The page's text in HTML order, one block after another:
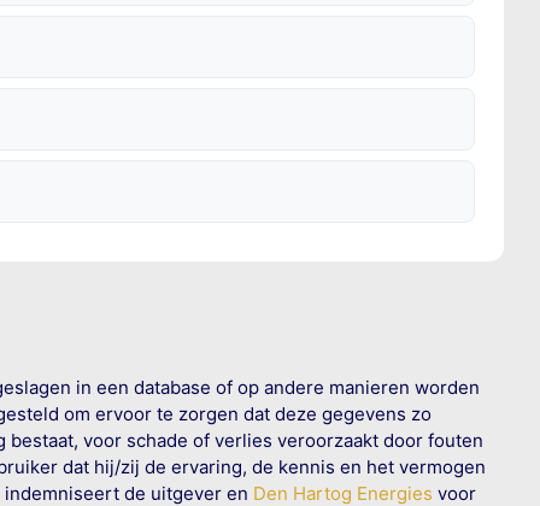
in een database of op andere manieren worden
om ervoor te zorgen dat deze gegevens zo
voor schade of verlies veroorzaakt door fouten
dat hij/zij de ervaring, de kennis en het vermogen
de uitgever en Den Hartog Energies voor